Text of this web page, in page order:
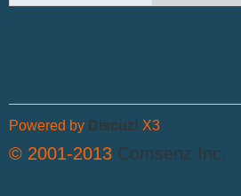
Powered by Discuz! X3
© 2001-2013 Comsenz Inc.